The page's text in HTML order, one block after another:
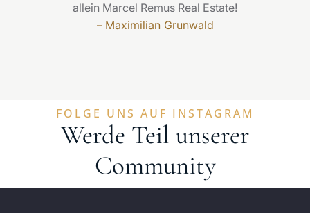
allein Marcel Remus Real Estate!
– Maximilian Grunwald
FOLGE UNS AUF INSTAGRAM
Werde Teil unserer
Community